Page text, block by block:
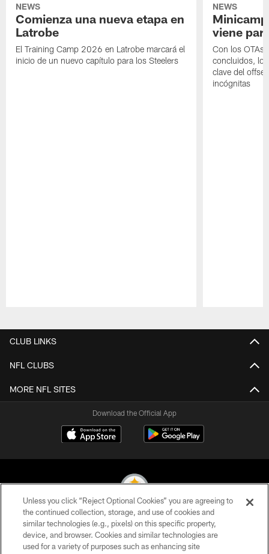
NEWS
Comienza una nueva etapa en
Latrobe
El Training Camp 2026 en Latrobe marcará el
inicio de un nuevo capítulo para los Steelers
NEWS
viene
Con los OTAs
concluidos,
clave del
incógnitas
CLUB LINKS
NFL CLUBS
MORE NFL SITES
Download the Official App
© 2026 Pittsburgh Steelers. All Rights Reserved
PRIVACY POLICY
Unless you click “Reject Optional Cookies” you are agreeing to
the continued collection, storage, and use of cookies and
similar technologies (e.g., pixels) on this specific property,
device, and browser. Cookies and similar technologies are
used for a variety of purposes such as enhancing site